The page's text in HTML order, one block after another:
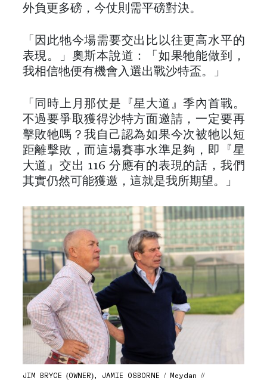
外負更多磅，今仗則需平磅對決。
「因此牠今場需要交出比以往更高水平的
表現。」奧斯本說道：「如果牠能做到，
我相信牠便有機會入選出戰沙特盃。」
「同時上月那仗是『星大道』季內首戰。
不過要爭取獲得沙特方面邀請，一定要再
擊敗牠嗎？我自己認為如果今次被牠以短
距離擊敗，而這場賽事水準足夠，即『星
大道』交出 116 分應有的表現的話，我們
其實仍然可能獲邀，這就是我所期望。」
JIM BRYCE (OWNER), JAMIE OSBORNE / Meydan //